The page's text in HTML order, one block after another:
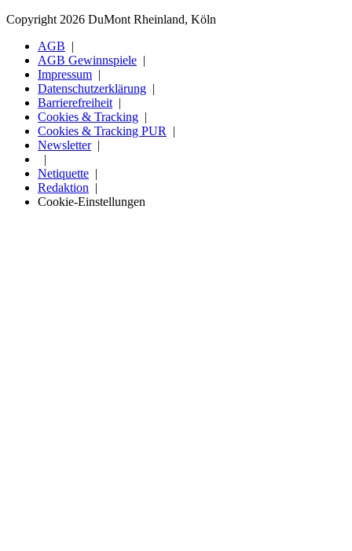
Copyright 2026 DuMont Rheinland, Köln
AGB
AGB Gewinnspiele
Impressum
Datenschutzerklärung
Barrierefreiheit
Cookies & Tracking
Cookies & Tracking PUR
Newsletter
Netiquette
Redaktion
Cookie-Einstellungen